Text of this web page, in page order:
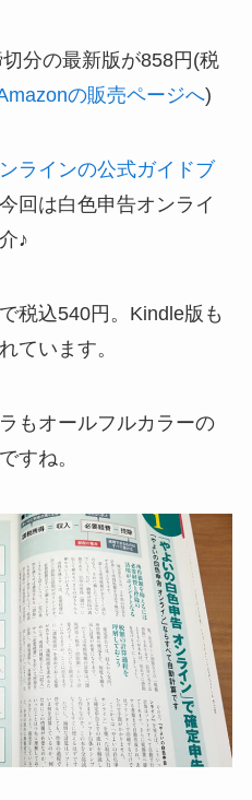
分の最新版が858円(税
の販売ページへ)
ラインの公式ガイドブ
回は白色申告オンライ
♪
税込540円。Kindle版も
ています。
もオールフルカラーの
すね。